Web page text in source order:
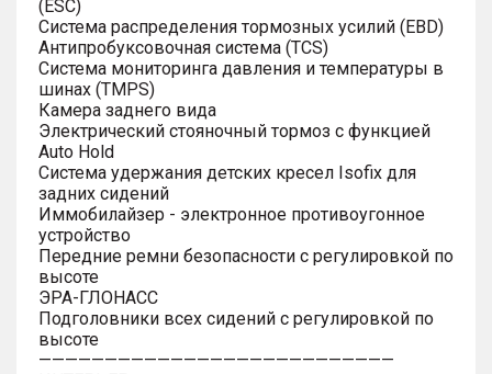
(ESC)
Система распределения тормозных усилий (EBD)
Антипробуксовочная система (TCS)
Система мониторинга давления и температуры в
шинах (TMPS)
Камера заднего вида
Электрический стояночный тормоз с функцией
Auto Hold
Система удержания детских кресел Isofix для
задних сидений
Иммобилайзер - электронное противоугонное
устройство
Передние ремни безопасности с регулировкой по
высоте
ЭРА-ГЛОНАСС
Подголовники всех сидений с регулировкой по
высоте
———————————————————————————